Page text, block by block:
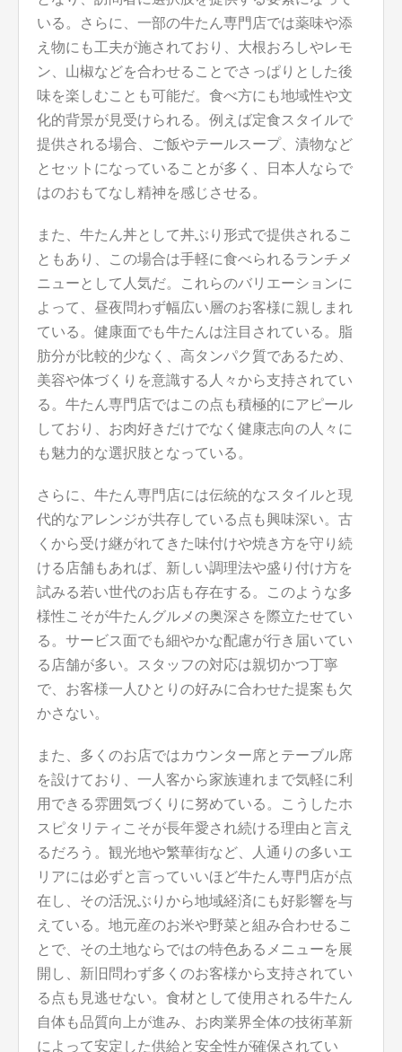
いる。さらに、一部の牛たん専門店では薬味や添
え物にも工夫が施されており、大根おろしやレモ
ン、山椒などを合わせることでさっぱりとした後
味を楽しむことも可能だ。食べ方にも地域性や文
化的背景が見受けられる。例えば定食スタイルで
提供される場合、ご飯やテールスープ、漬物など
とセットになっていることが多く、日本人ならで
はのおもてなし精神を感じさせる。
また、牛たん丼として丼ぶり形式で提供されるこ
ともあり、この場合は手軽に食べられるランチメ
ニューとして人気だ。これらのバリエーションに
よって、昼夜問わず幅広い層のお客様に親しまれ
ている。健康面でも牛たんは注目されている。脂
肪分が比較的少なく、高タンパク質であるため、
美容や体づくりを意識する人々から支持されてい
る。牛たん専門店ではこの点も積極的にアピール
しており、お肉好きだけでなく健康志向の人々に
も魅力的な選択肢となっている。
さらに、牛たん専門店には伝統的なスタイルと現
代的なアレンジが共存している点も興味深い。古
くから受け継がれてきた味付けや焼き方を守り続
ける店舗もあれば、新しい調理法や盛り付け方を
試みる若い世代のお店も存在する。このような多
様性こそが牛たんグルメの奥深さを際立たせてい
る。サービス面でも細やかな配慮が行き届いてい
る店舗が多い。スタッフの対応は親切かつ丁寧
で、お客様一人ひとりの好みに合わせた提案も欠
かさない。
また、多くのお店ではカウンター席とテーブル席
を設けており、一人客から家族連れまで気軽に利
用できる雰囲気づくりに努めている。こうしたホ
スピタリティこそが長年愛され続ける理由と言え
るだろう。観光地や繁華街など、人通りの多いエ
リアには必ずと言っていいほど牛たん専門店が点
在し、その活況ぶりから地域経済にも好影響を与
えている。地元産のお米や野菜と組み合わせるこ
とで、その土地ならではの特色あるメニューを展
開し、新旧問わず多くのお客様から支持されてい
る点も見逃せない。食材として使用される牛たん
自体も品質向上が進み、お肉業界全体の技術革新
によって安定した供給と安全性が確保されてい